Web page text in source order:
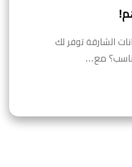
الشارقة توفر لك
مع…